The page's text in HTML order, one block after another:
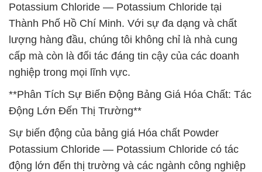
Potassium Chloride — Potassium Chloride tại
Thành Phố Hồ Chí Minh. Với sự đa dạng và chất
lượng hàng đầu, chúng tôi không chỉ là nhà cung
cấp mà còn là đối tác đáng tin cậy của các doanh
nghiệp trong mọi lĩnh vực.
**Phân Tích Sự Biến Động Bảng Giá Hóa Chất: Tác
Động Lớn Đến Thị Trường**
Sự biến động của bảng giá Hóa chất Powder
Potassium Chloride — Potassium Chloride có tác
động lớn đến thị trường và các ngành công nghiệp